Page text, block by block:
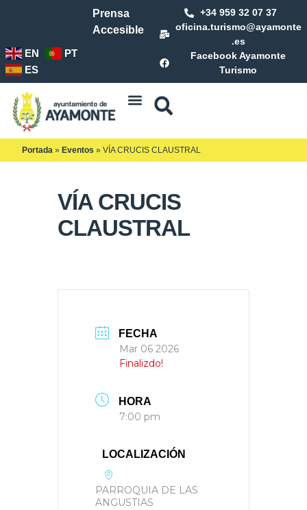
Prensa
Accesible
+34 959 32 07 37
oficina.turismo@ayamonte
.es
Facebook Ayamonte
Turismo
EN
PT
ES
Portada » Eventos » VÍA CRUCIS CLAUSTRAL
VÍA CRUCIS
CLAUSTRAL
FECHA
Mar 06 2026
Finalizdo!
HORA
7:00 pm
LOCALIZACIÓN
PARROQUIA DE LAS
ANGUSTIAS